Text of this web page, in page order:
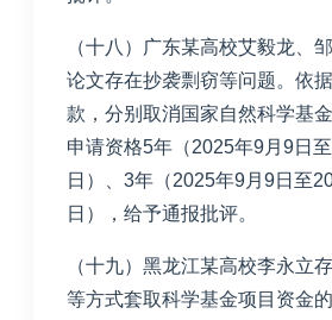
（十八）广东某高校艾毅龙、
论文存在抄袭剽窃等问题。依
款，分别取消国家自然科学基
申请资格5年（2025年9月9日
日）、3年（2025年9月9日至
日），给予通报批评。
（十九）黑龙江某高校李永立
等方式套取科学基金项目资金